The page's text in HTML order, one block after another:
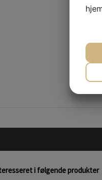
i følgende produkter